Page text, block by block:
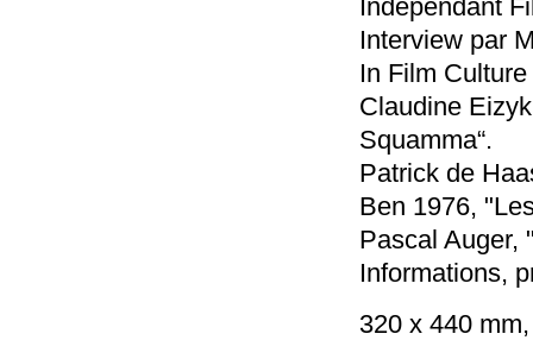
Independant
Interview par
In Film
Claudine
Squamma“.
Patrick de
Ben 1976,
Pascal Auger,
Informations,
320 x 440